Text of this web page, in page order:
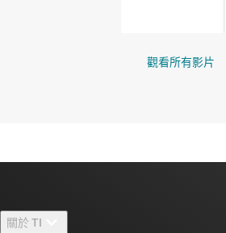
觀看所有影片
關於 TI